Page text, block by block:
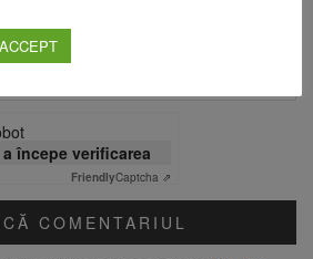
începe verificarea
FriendlyCaptcha ⇗
ACCEPT